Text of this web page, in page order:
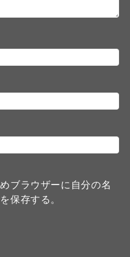
ブラウザーに自分の名
保存する。